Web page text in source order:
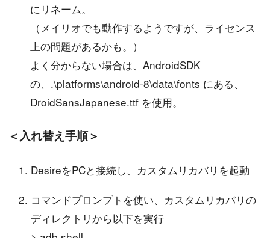
にリネーム。
（メイリオでも動作するようですが、ライセンス
上の問題があるかも。）
よく分からない場合は、AndroidSDK
の、.\platforms\android-8\data\fonts にある、
DroidSansJapanese.ttf を使用。
＜入れ替え手順＞
DesireをPCと接続し、カスタムリカバリを起動
コマンドプロンプトを使い、カスタムリカバリの
ディレクトリから以下を実行